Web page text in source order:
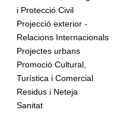
i Protecció Civil
Projecció exterior -
Relacions Internacionals
Projectes urbans
Promoció Cultural,
Turística i Comercial
Residus i Neteja
Sanitat